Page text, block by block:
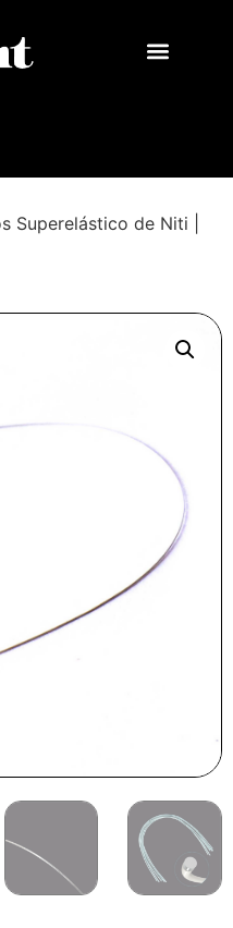
Superelástico de Niti |